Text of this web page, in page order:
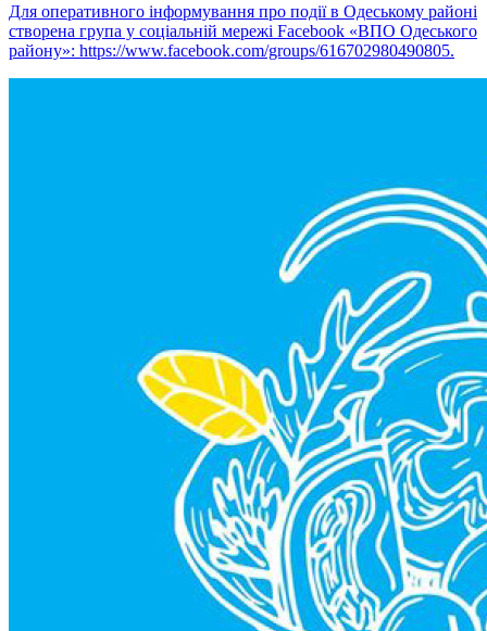
Для оперативного інформування про події в Одеському районі
створена група у соціальній мережі Facebook «ВПО Одеського
району»: https://www.facebook.com/groups/616702980490805.